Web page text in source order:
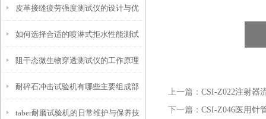
仪？
皮革接缝疲劳强度测试仪的设计与优
化
如何选择合适的喷淋式拒水性能测试
仪
阻干态微生物穿透测试仪的工作原理
解析
耐碎石冲击试验机有哪些主要组成部
分？
taber耐磨试验机的日常维护与保养技
上一篇： CSI-Z022注射器
下一篇： CSI-Z046医用针